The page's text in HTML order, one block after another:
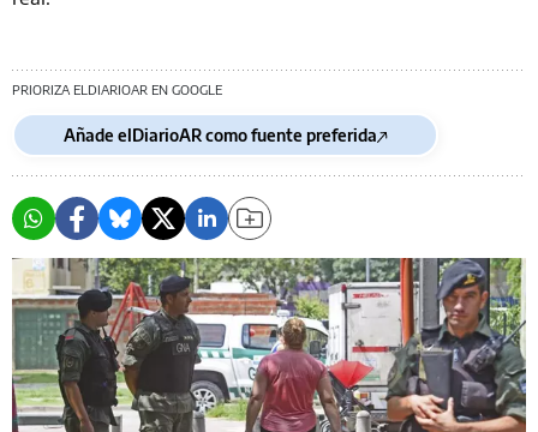
PRIORIZA ELDIARIOAR EN GOOGLE
Añade elDiarioAR como fuente preferida